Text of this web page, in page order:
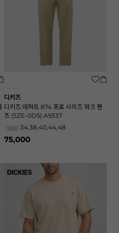
디키즈
디키즈 데저트 874 프로 시리즈 워크 팬
츠 (5ZE-0DS) A9337
SIZE 34,38,40,44,48
75,000